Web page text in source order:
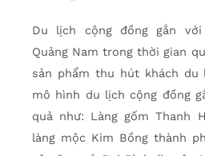
Du lịch cộng đồng gắn
Quảng Nam trong thời gian
sản phẩm thu hút khách
mô hình du lịch cộng đồng
quả như: Làng gốm Thanh
làng mộc Kim Bồng thành